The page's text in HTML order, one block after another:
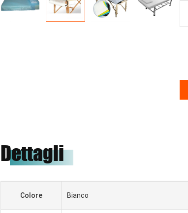
Dettagli
Colore Bianco